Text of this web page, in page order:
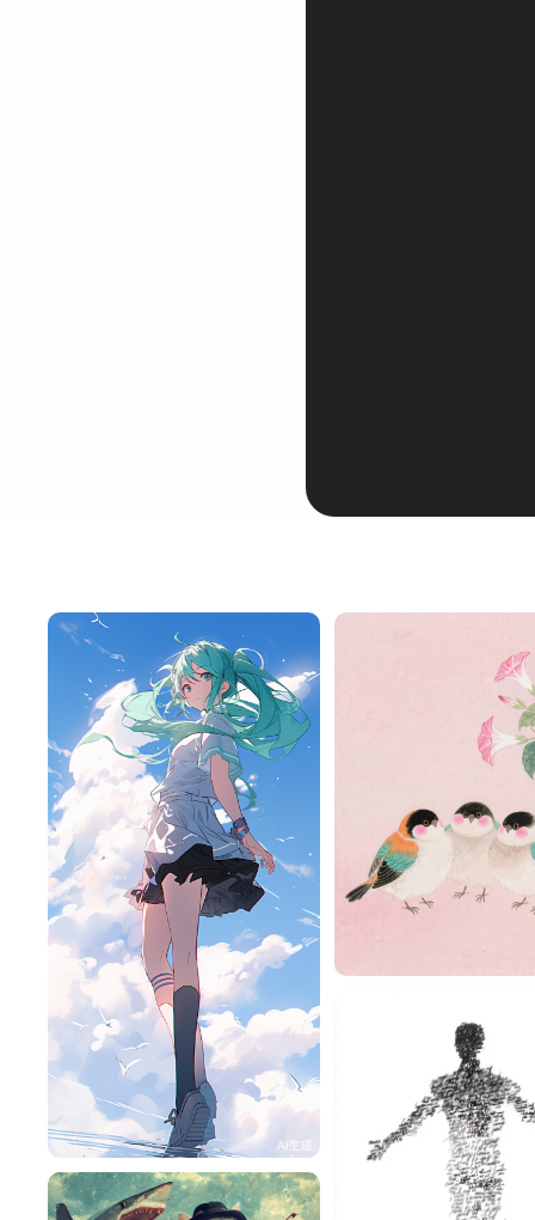
旧磁带